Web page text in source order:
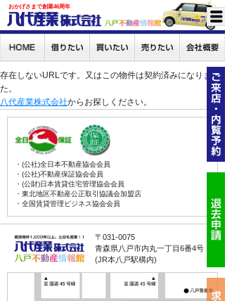
おかげさまで創業46周年
存在しないURLです。又はこの物件は契約済みになりまし
た。
八代産業株式会社からお探しください。
・(公社)全日本不動産協会会員
・(公社)不動産保証協会会員
・(公財)日本賃貸住宅管理協会会員
・東北地区不動産公正取引協議会加盟店
・全国賃貸管理ビジネス協会会員
〒031-0075
青森県八戸市内丸一丁目6番4号
(JR本八戸駅構内)